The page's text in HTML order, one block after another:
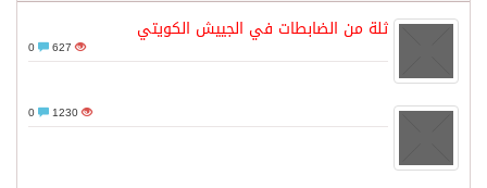
ثلة من الضابطات في الجييش الكويتي
627
1230